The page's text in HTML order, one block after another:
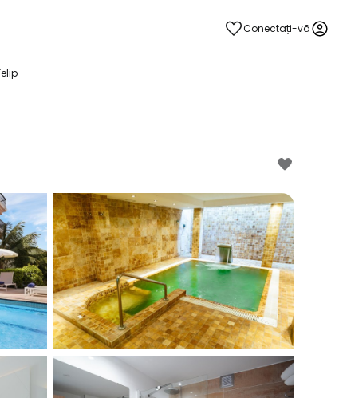
Conectați-vă
la Cestee